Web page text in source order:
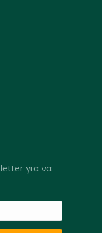
για να